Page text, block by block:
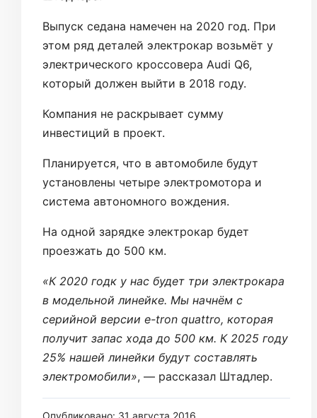
Выпуск седана намечен на 2020 год. При
этом ряд деталей электрокар возьмёт у
электрического кроссовера Audi Q6,
который должен выйти в 2018 году.
Компания не раскрывает сумму
инвестиций в проект.
Планируется, что в автомобиле будут
установлены четыре электромотора и
система автономного вождения.
На одной зарядке электрокар будет
проезжать до 500 км.
«К 2020 годк у нас будет три электрокара
в модельной линейке. Мы начнём с
серийной версии e-tron quattro, которая
получит запас хода до 500 км. К 2025 году
25% нашей линейки будут составлять
электромобили», — рассказал Штадлер.
Опубликовано: 31 августа 2016